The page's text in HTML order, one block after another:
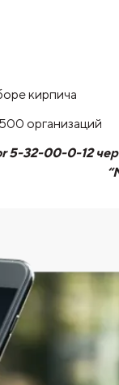
кирпича
организаций
32-00-0-12